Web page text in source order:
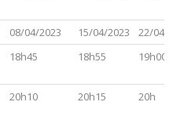
Hamoed
08/04/2023 15/04/2023
22/04/
18h45 18h55 19h00
20h10 20h15 20h